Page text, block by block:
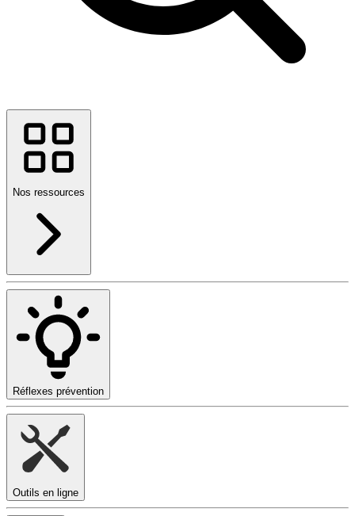
Nos ressources
Réflexes prévention
Outils en ligne